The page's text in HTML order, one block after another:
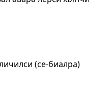
(се-биалра)